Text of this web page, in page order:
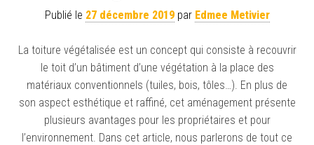
Publié le 27 décembre 2019par Edmee Metivier
La toiture végétalisée est un concept qui consiste à recouvrir
le toit d’un bâtiment d’une végétation à la place des
matériaux conventionnels (tuiles, bois, tôles…). En plus de
son aspect esthétique et raffiné, cet aménagement présente
plusieurs avantages pour les propriétaires et pour
l’environnement. Dans cet article, nous parlerons de tout ce